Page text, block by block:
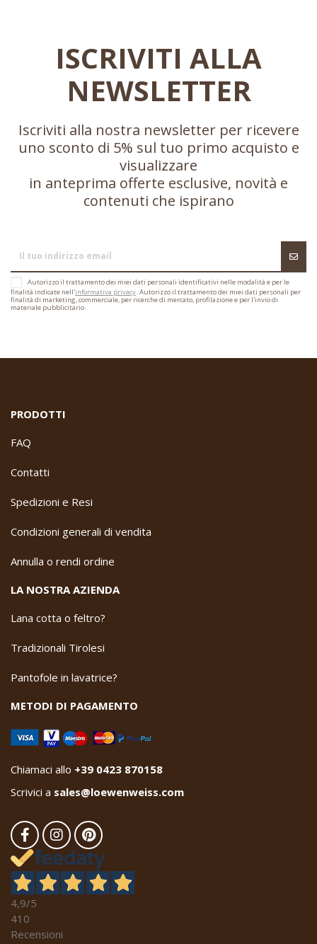
ISCRIVITI ALLA
NEWSLETTER
Iscriviti alla nostra newsletter per ricevere
uno sconto di 5% sul tuo primo acquisto e
visualizzare
in anteprima offerte esclusive, novità e
contenuti che ispirano
Autorizzo il trattamento dei miei dati personali identificativi nelle modalità e per le
finalità indicate nell'informativa privacy. Autorizzo il trattamento dei miei dati personali per
finalità di marketing, commerciale, per ricerche di mercato, profilazione e per l'invio di
materiale pubblicitario.
PRODOTTI
FAQ
Contatti
Spedizioni e Resi
Condizioni generali di vendita
Annulla o rendi ordine
LA NOSTRA AZIENDA
Lana cotta o feltro?
Tradizionali Tirolesi
Pantofole in lavatrice?
METODI DI PAGAMENTO
Chiamaci allo +39 0423 870158
Scrivici a sales@loewenweiss.com
4,9/5
410
Recensioni